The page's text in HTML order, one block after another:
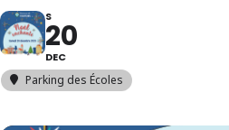
S
20
DEC
Parking des Écoles